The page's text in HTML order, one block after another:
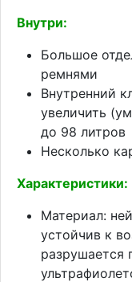
Внутри:
Большое
ремнями
Внутренний
увеличить
до 98 литров
Несколько
Характеристики:
Материал:
устойчив к
разрушается